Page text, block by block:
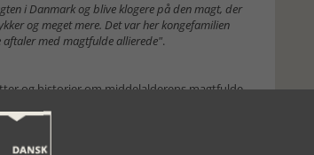
i Danmark og blive klogere på den magt, der
og meget mere. Det var her kongefamilien
med magtfulde allierede".
og historier om middelalderens magtfulde
og overladt hvervet som regent til